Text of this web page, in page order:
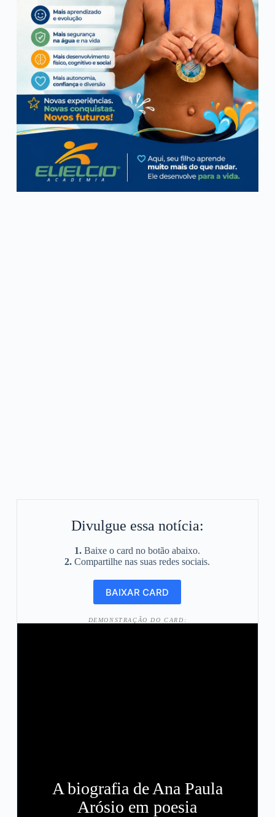
Divulgue essa notícia:
1. Baixe o card no botão abaixo.
2. Compartilhe nas suas redes sociais.
DEMONSTRAÇÃO DO CARD:
A biografia de Ana Paula
Arósio em poesia